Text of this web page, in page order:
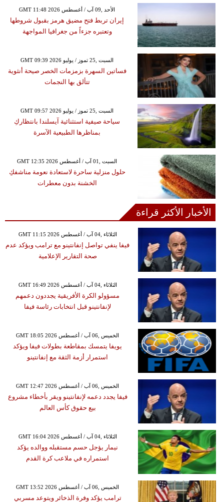
GMT 11:48 2026 الأحد ,09 آب / أغسطس
إيران تربط فتح مضيق هرمز بقبول شروطها
وتعتبره جزءاً من جغرافيا المواجهة
GMT 09:39 2026 السبت ,25 تموز / يوليو
فساتين السهرة بزمزمات الخصر صيحة أنثوية
تتألق بها النجمات
GMT 09:57 2026 السبت ,25 تموز / يوليو
سياحة صيفية استثنائية آيسلندا بانتظاركِ
بمناظرها الطبيعية الآسرة
GMT 12:35 2026 السبت ,01 آب / أغسطس
حلول منزلية ساحرة لاستعادة نعومة مناشفكِ
الخشنة بدون معطرات
الأخبار الأكثر قراءة
GMT 11:15 2026 الثلاثاء ,04 آب / أغسطس
فيفا ينفي تواصل إنفانتينو مع ترامب ويؤكد عدم
صحة التقارير الإعلامية
GMT 16:49 2026 الثلاثاء ,04 آب / أغسطس
مسؤولو الكرة الأفريقية يجددون دعمهم
لإنفانتينو قبل انتخابات رئاسة فيفا
GMT 18:05 2026 الخميس ,06 آب / أغسطس
يويفا يتمسك بمقاطعة بطولات فيفا ويؤكد
استمرار أزمة الثقة مع إنفانتينو
GMT 12:47 2026 الخميس ,06 آب / أغسطس
فيفا يجدد دعمه لإنفانتينو ويقر بأخطاء مشروع
بيع حقوق كأس العالم
GMT 16:04 2026 الثلاثاء ,04 آب / أغسطس
نيمار يؤجل حسم مستقبله ووالده يؤكد
استمراره في ملاعب كرة القدم
GMT 13:52 2026 الخميس ,06 آب / أغسطس
ترامب يؤكد وفرة الذخائر ويتوعد مسربي